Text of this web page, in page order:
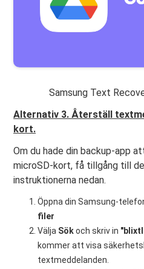
Samsung Text
Alternativ 3. Återställ
kort.
Om du hade din backup-app
microSD-kort, få tillgång till
instruktionerna nedan.
Öppna din Samsung-
filer
Välja Sökoch skriv in
kommer att visa
textmeddelanden.